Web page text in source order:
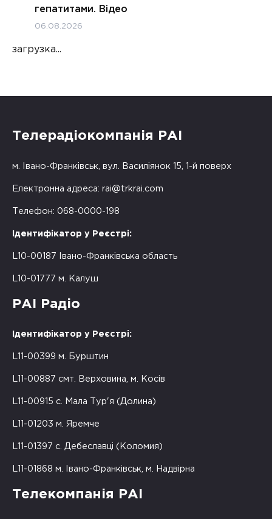
гепатитами. Відео
06.08.2026
загрузка...
Телерадіокомпанія РАІ
м. Івано-Франківськ, вул. Василіянок 15, 1-й поверх
Електронна адреса: rai@trkrai.com
Телефон: 068-0000-198
Ідентифікатор у Реєстрі:
L10-00187 Івано-Франківська область
L10-01777 м. Калуш
РАІ Радіо
Ідентифікатор у Реєстрі:
L11-00399 м. Бурштин
L11-00887 смт. Верховина, м. Косів
L11-00915 с. Мала Тур'я (Долина)
L11-01203 м. Яремче
L11-01397 с. Дебеславці (Коломия)
L11-01868 м. Івано-Франківськ, м. Надвірна
Телекомпанія РАІ